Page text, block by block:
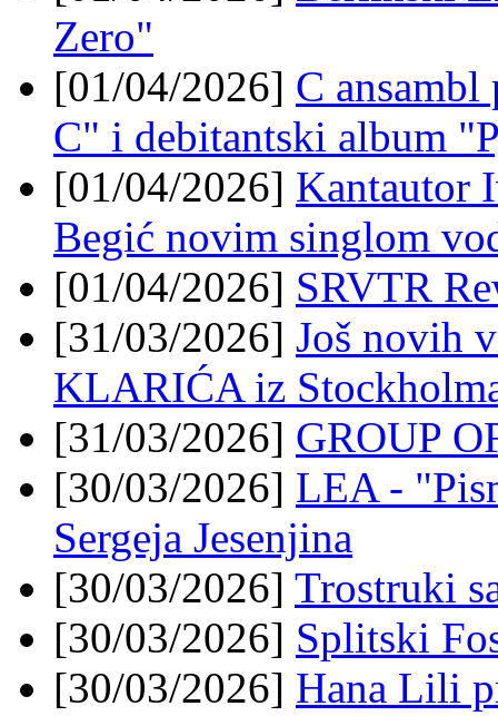
Zero"
[01/04/2026] C
C" i debitantski album
[01/04/2026] Kantautor
Begić novim singlom
[01/04/2026] SRVTR
[31/03/2026] Još novih
KLARIĆA iz
[31/03/2026] GROUP
[30/03/2026] LEA -
Sergeja Jesenjina
[30/03/2026] Trostruki
[30/03/2026] Splitski
[30/03/2026] Hana Lili